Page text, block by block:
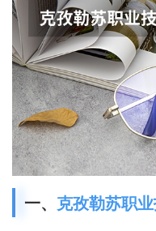
一、 克孜勒苏职